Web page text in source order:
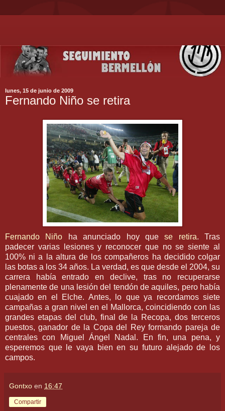
lunes, 15 de junio de 2009
Fernando Niño se retira
Fernando Niño ha anunciado hoy quese retira. Tras
padecer varias lesiones y reconocer que no se siente al
100% ni a la altura de los compañeros ha decidido colgar
las botas a los 34 años. La verdad, es que desde el 2004, su
carrera había entrado en declive, tras no recuperarse
plenamente de una lesión del tendón de aquiles, pero había
cuajado en el Elche. Antes, lo que ya recordamos siete
campañas a gran nivel en el Mallorca, coincidiendo con las
grandes etapas del club, final de la Recopa, dos terceros
puestos, ganador de la Copa del Rey formando pareja de
centrales con Miguel Ángel Nadal. En fin, una pena, y
esperemos que le vaya bien en su futuro alejado de los
campos.
Gontxo en 16:47
Compartir